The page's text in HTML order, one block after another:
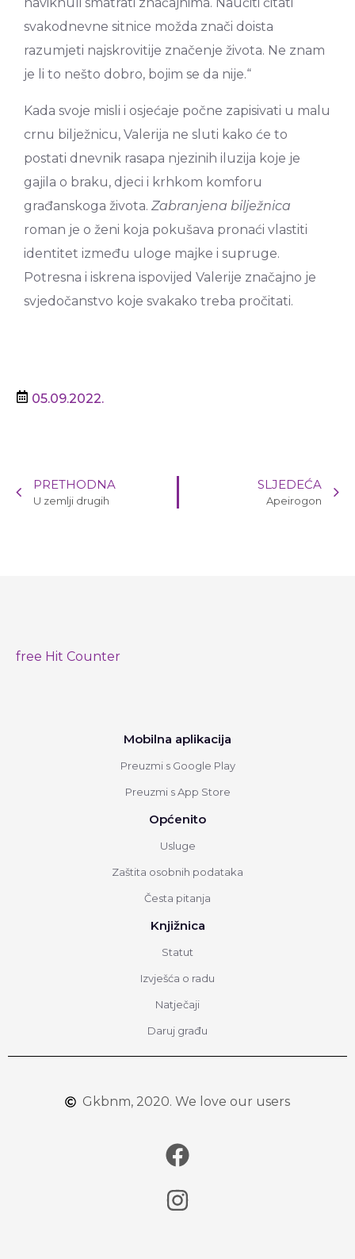
svakodnevne sitnice možda znači doista
razumjeti najskrovitije značenje života. Ne znam
je li to nešto dobro, bojim se da nije.“
Kada svoje misli i osjećaje počne zapisivati u malu
crnu bilježnicu, Valerija ne sluti kako će to
postati dnevnik rasapa njezinih iluzija koje je
gajila o braku, djeci i krhkom komforu
građanskoga života. Zabranjena bilježnica
roman je o ženi koja pokušava pronaći vlastiti
identitet između uloge majke i supruge.
Potresna i iskrena ispovijed Valerije značajno je
svjedočanstvo koje svakako treba pročitati.
05.09.2022.
PRETHODNA
U zemlji drugih
SLJEDEĆA
Apeirogon
free Hit Counter
Mobilna aplikacija
Preuzmi s Google Play
Preuzmi s App Store
Općenito
Usluge
Zaštita osobnih podataka
Česta pitanja
Knjižnica
Statut
Izvješća o radu
Natječaji
Daruj građu
Gkbnm, 2020. We love our users